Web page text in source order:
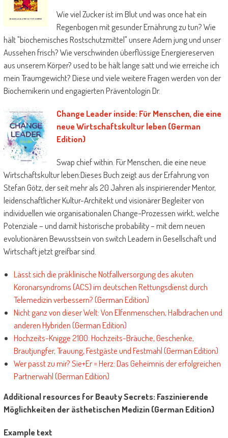
Wie viel Zucker ist im Blut und was once hat ein
Regenbogen mit gesunder Ernährung zu tun? Wie
hält "biochemisches Rostschutzmittel" unsere Adern jung und unser
Aussehen frisch? Wie verschwinden überflüssige Energiereserven
aus unserem Körper? used to be hält lange satt und wie erreiche ich
mein Traumgewicht? Diese und viele weitere Fragen werden von der
Biochemikerin und engagierten Präventologin Dr.
Change Leader inside: Für Menschen, die eine
neue Wirtschaftskultur leben (German
Edition)
Swap chief within. Für Menschen, die eine neue
Wirtschaftskultur leben:Dieses Buch zeigt aus der Erfahrung von
Stefan Götz, der seit mehr als 20 Jahren als inspirierender Mentor,
leidenschaftlicher Kultur-Architekt und visionärer Begleiter von
individuellen wie organisationalen Change-Prozessen wirkt, welche
Potenziale – und damit historische probability – mit dem neuen
evolutionären Bewusstsein von switch Leadern in Gesellschaft und
Wirtschaft jetzt greifbar sind.
Lässt sich die präklinische Notfallversorgung des akuten
Koronarsyndroms (ACS) im deutschen Rettungsdienst durch
Telemedizin verbessern? (German Edition)
Nicht ganz von dieser Welt: Von Elfenmenschen, Halbdrachen und
anderen Hybriden (German Edition)
Hochzeits-Knigge 2100: Hochzeits-Bräuche, Geschenke,
Brautjungfer, Trauung, Festgäste und Festmahl (German Edition)
Wer passt zu mir? Sie+Er = Herz: Das Geheimnis der erfolgreichen
Partnerwahl (German Edition)
Additional resources for Beauty Secrets: Faszinierende
Möglichkeiten der ästhetischen Medizin (German Edition)
Example text